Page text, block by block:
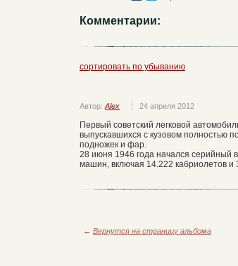
Комментарии:
сортировать по убыванию
Автор: Alex 24 апреля 2012
Первый советский легковой
выпускавшихся с кузовом полностью
подножек и фар.
28 июня 1946 года начался серийный
машин, включая 14.222 кабриолетов и
← Вернутся на страницу альбома